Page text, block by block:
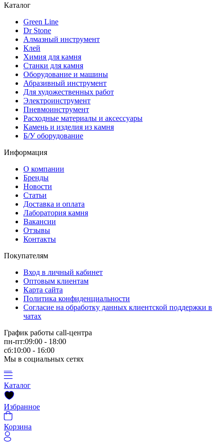
Каталог
Green Line
Dr Stone
Алмазный инструмент
Клей
Химия для камня
Станки для камня
Оборудование и машины
Абразивный инструмент
Для художественных работ
Электроинструмент
Пневмоинструмент
Расходные материалы и аксессуары
Камень и изделия из камня
Б/У оборудование
Информация
О компании
Бренды
Новости
Статьи
Доставка и оплата
Лаборатория камня
Вакансии
Отзывы
Контакты
Покупателям
Вход в личный кабинет
Оптовым клиентам
Карта сайта
Политика конфиденциальности
Согласие на обработку данных клиентской поддержки в
чатах
График работы call-центра
пн-пт:09:00 - 18:00
сб:10:00 - 16:00
Мы в социальных сетях
Каталог
Избранное
Корзина